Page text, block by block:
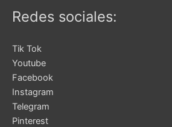
Redes sociales:
Tik Tok
Youtube
Facebook
Instagram
Telegram
Pinterest